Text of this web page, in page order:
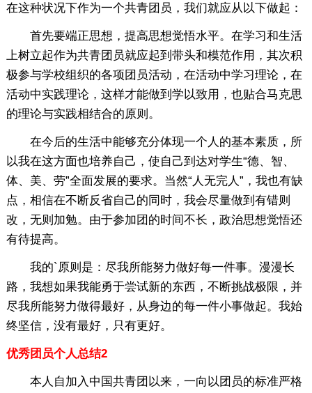
在这种状况下作为一个共青团员，我们就应从以下做起：
首先要端正思想，提高思想觉悟水平。在学习和生活
上树立起作为共青团员就应起到带头和模范作用，其次积
极参与学校组织的各项团员活动，在活动中学习理论，在
活动中实践理论，这样才能做到学以致用，也贴合马克思
的理论与实践相结合的原则。
在今后的生活中能够充分体现一个人的基本素质，所
以我在这方面也培养自己，使自己到达对学生“德、智、
体、美、劳”全面发展的要求。当然“人无完人”，我也有缺
点，相信在不断反省自己的同时，我会尽量做到有错则
改，无则加勉。由于参加团的时间不长，政治思想觉悟还
有待提高。
我的`原则是：尽我所能努力做好每一件事。漫漫长
路，我想如果我能勇于尝试新的东西，不断挑战极限，并
尽我所能努力做得最好，从身边的每一件小事做起。我始
终坚信，没有最好，只有更好。
优秀团员个人总结2
本人自加入中国共青团以来，一向以团员的标准严格